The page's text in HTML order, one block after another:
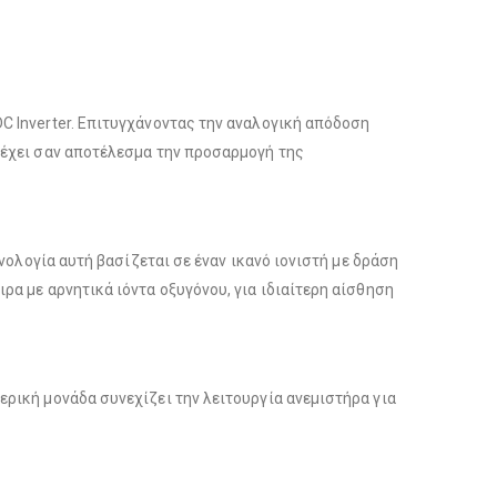
Inverter. Επιτυγχάνοντας την αναλογική απόδοση
σαν αποτέλεσμα την προσαρμογή της
αυτή βασίζεται σε έναν ικανό ιονιστή με δράση
με αρνητικά ιόντα οξυγόνου, για ιδιαίτερη αίσθηση
μονάδα συνεχίζει την λειτουργία ανεμιστήρα για